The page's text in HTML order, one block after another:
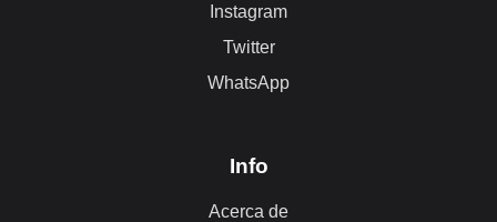
Instagram
Twitter
WhatsApp
Info
Acerca de